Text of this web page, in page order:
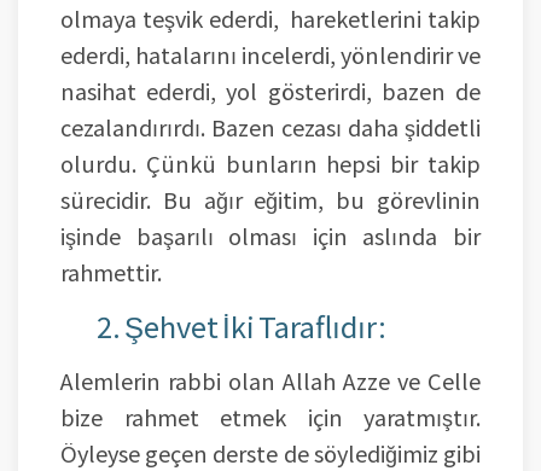
olmaya teşvik ederdi, hareketlerini takip
ederdi, hatalarını incelerdi, yönlendirir ve
nasihat ederdi, yol gösterirdi, bazen de
cezalandırırdı. Bazen cezası daha şiddetli
olurdu. Çünkü bunların hepsi bir takip
sürecidir. Bu ağır eğitim, bu görevlinin
işinde başarılı olması için aslında bir
rahmettir.
2. Şehvet İki Taraflıdır:
Alemlerin rabbi olan Allah Azze ve Celle
bize rahmet etmek için yaratmıştır.
Öyleyse geçen derste de söylediğimiz gibi